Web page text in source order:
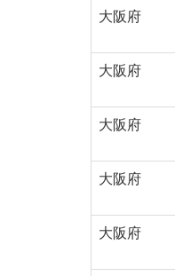
大阪府
大阪府
大阪府
大阪府
大阪府